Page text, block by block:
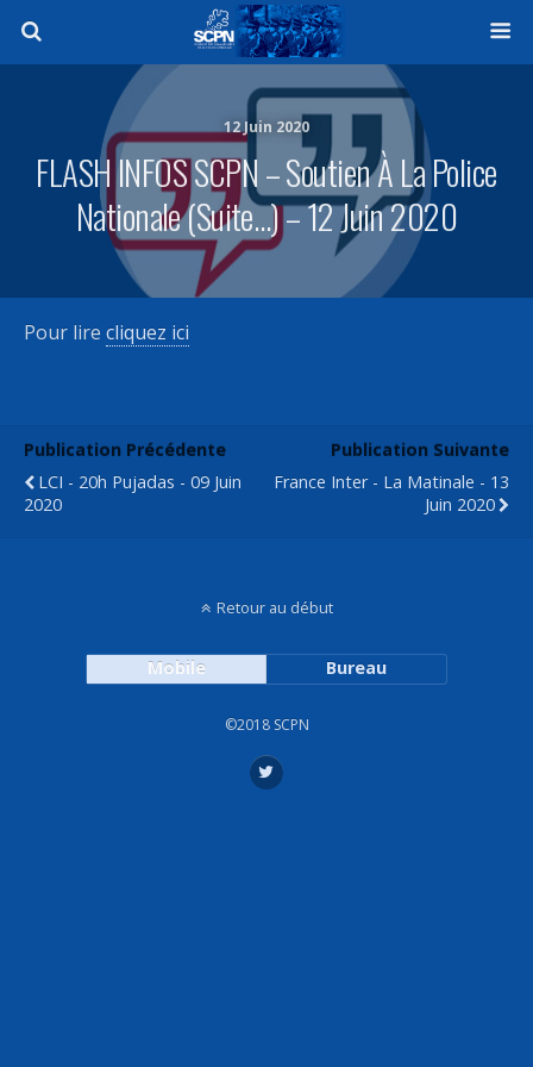
12 Juin 2020
FLASH INFOS SCPN – Soutien À La Police
Nationale (suite…) – 12 Juin 2020
Pour lire cliquez ici
Publication Précédente
LCI - 20h Pujadas - 09 Juin
2020
Publication Suivante
France Inter - La Matinale - 13
Juin 2020
Retour au début
Mobile Bureau
©2018 SCPN